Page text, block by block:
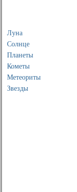
Луна
Солнце
Планеты
Кометы
Метеориты
Звезды